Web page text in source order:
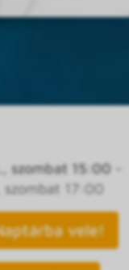
szombat 15:00
17:00
vele!